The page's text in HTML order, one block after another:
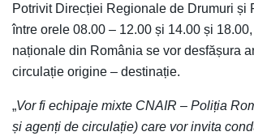
Potrivit Direcției Regionale de Drumuri și
între orele 08.00 – 12.00 și 14.00 și
naționale din România se vor desfășura
circulație origine – destinație.
„Vor fi echipaje mixte CNAIR – Poliția
și agenți de circulație) care vor invita